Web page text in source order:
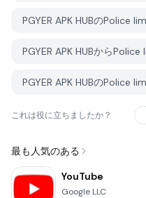
これは役に立ちましたか？
最も人気のある
YouTube
Google LLC